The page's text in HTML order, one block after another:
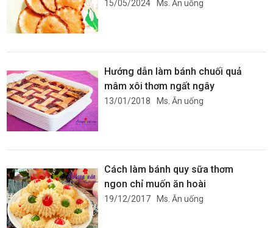
15/05/2024 Ms. Ăn uống
Hướng dẫn làm bánh chuối quả
mâm xôi thơm ngất ngây
13/01/2018 Ms. Ăn uống
Cách làm bánh quy sữa thơm
ngon chỉ muốn ăn hoài
19/12/2017 Ms. Ăn uống